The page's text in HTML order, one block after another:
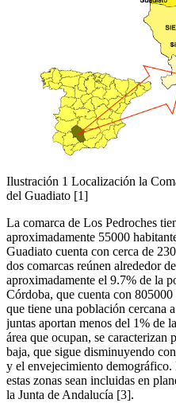
Ilustración 1 Localización la
del Guadiato [1]
La comarca de Los Pedroches
aproximadamente 55000
Guadiato cuenta con cerca de
dos comarcas reúnen alrededor
aproximadamente el 9.7% de la
Córdoba, que cuenta con
que tiene una población cercana
juntas aportan menos del 1% de
área que ocupan, se caracterizan
baja, que sigue disminuyendo
y el envejecimiento demográfico.
estas zonas sean incluidas en
la Junta de Andalucía [3].